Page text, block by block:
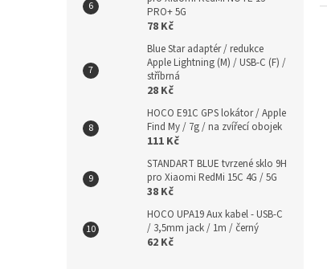
PRO+ 5G
78 Kč
Blue Star adaptér / redukce
Apple Lightning (M) / USB-C (F) /
stříbrná
28 Kč
HOCO E91C GPS lokátor / Apple
Find My / 7g / na zvířecí obojek
111 Kč
STANDART BLUE tvrzené sklo 9H
pro Xiaomi RedMi 15C 4G / 5G
38 Kč
HOCO UPA19 Aux kabel - USB-C
/ 3,5mm jack / 1m / černý
62 Kč